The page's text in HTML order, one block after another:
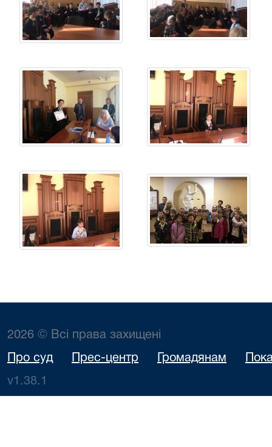
2026 © Всі права захищені
Про суд Прес-центр Громадянам
v1.38.1